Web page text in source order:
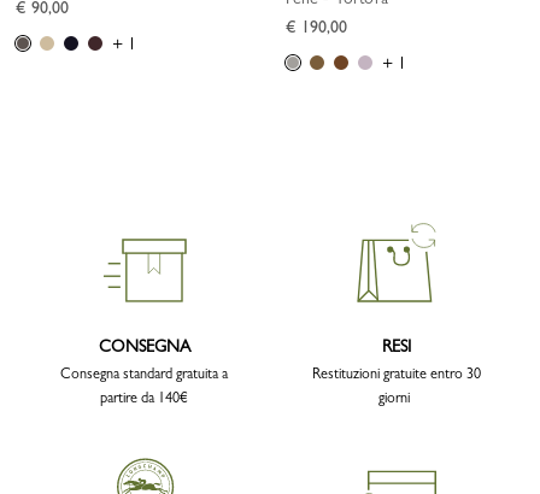
€ 90,00
+ 1
€ 190,00
+ 1
CONSEGNA
Consegna standard gratuita a
partire da 140€
RESI
Restituzioni gratuite entro 30
giorni